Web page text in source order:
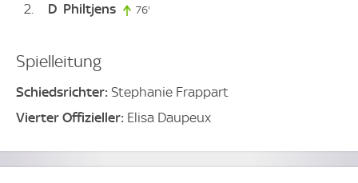
2
D Philtjens 76'
Spielleitung
Schiedsrichter: Stephanie Frappart
Vierter Offizieller: Elisa Daupeux